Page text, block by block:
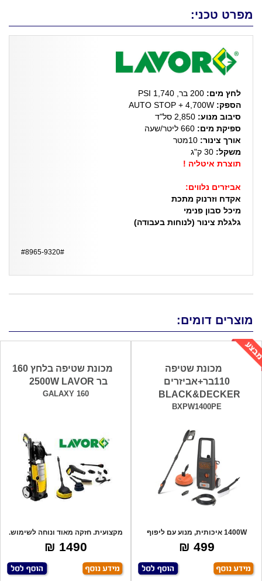
מפרט טכני:
לחץ מים: 200 בר, 1,740 PSI
הספק: AUTO STOP + 4,700W
סיבוב מנוע: 2,850 סל"ד
ספיקת מים: 660 ליטר/שעה
אורך צינור:
משקל: 30 ק"ג
תוצרת איטליה !
אביזרים נלווים:
אקדח וזרנוק מתכת
מיכל סבון פנימי
גלגלת צינור (לנוחות בעבודה)
#8965-9320#
מוצרים דומים:
מכונת שטיפה
110בר+אביזרים
BLACK&DECKER
BXPW1400PE
1400W איכותית, מנוע עם ליפוף
נחושת, מנג
499 ₪
מכונת שטיפה בלחץ 160
בר 2500W LAVOR
GALAXY 160
מקצועית. חזקה מאוד ונוחה לשימוש.
כולל: ס
1490 ₪